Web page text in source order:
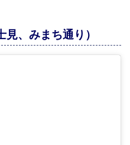
、みまち通り）